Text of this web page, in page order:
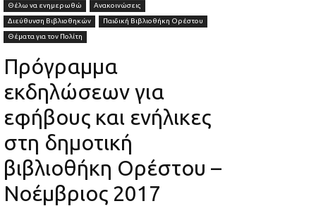
Θέλω να ενημερωθώ
Ανακοινώσεις
Διεύθυνση Βιβλιοθηκών
Παιδική Βιβλιοθήκη Ορέστου
Θέματα για τον Πολίτη
Πρόγραμμα
εκδηλώσεων για
εφήβους και ενήλικες
στη δημοτική
βιβλιοθήκη Ορέστου –
Νοέμβριος 2017